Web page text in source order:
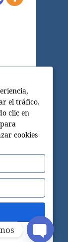
el tráfico.
clic en
para
cookies